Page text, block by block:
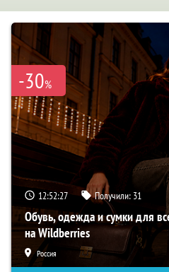
-30%
12:52:26 Получили: 31
Обувь, одежда и сумки для
на Wildberries
Россия